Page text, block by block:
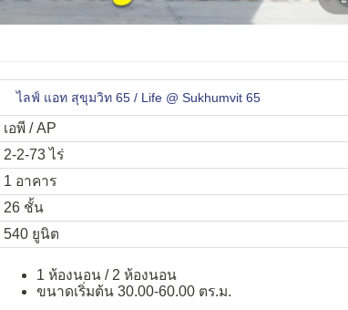
ไลฟ์ แอท สุขุมวิท 65 / Life @ Sukhumvit 65
เอพี / AP
2-2-73 ไร่
1 อาคาร
26 ชั้น
540 ยูนิต
1 ห้องนอน / 2 ห้องนอน
ขนาดเริ่มต้น 30.00-60.00 ตร.ม.